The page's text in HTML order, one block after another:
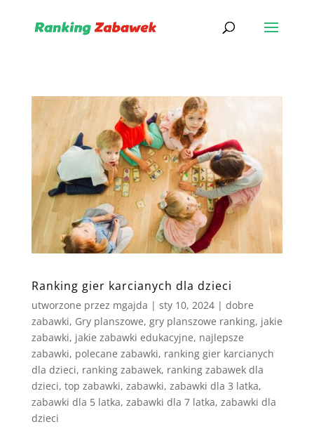
Ranking gier karcianych dla dzieci
utworzone przez mgajda | sty 10, 2024| dobre
zabawki, Gry planszowe, gry planszowe ranking, jakie
zabawki, jakie zabawki edukacyjne, najlepsze
zabawki, polecane zabawki, ranking gier karcianych
dla dzieci, ranking zabawek, ranking zabawek dla
dzieci, top zabawki, zabawki, zabawki dla 3 latka,
zabawki dla 5 latka, zabawki dla 7 latka, zabawki dla
dzieci